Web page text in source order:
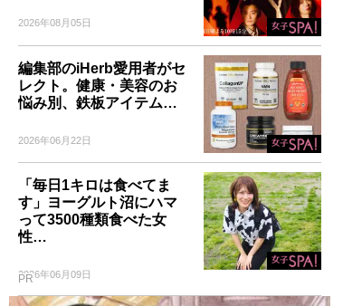
2026年08月05日
編集部のiHerb愛用者がセ
レクト。健康・美容のお
悩み別、鉄板アイテム…
2026年06月22日
「毎日1キロは食べてま
す」ヨーグルト沼にハマ
って3500種類食べた女
性…
2026年06月09日
PR